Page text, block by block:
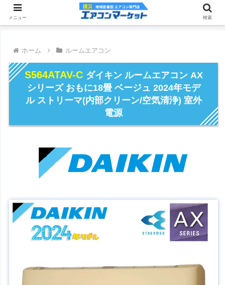
ホーム ルームエアコン
S564ATAV-C ダイキン ルームエアコン AX
シリーズ おもに18畳 ベージュ 2024年モデ
ル ストリーマ(内部クリーン/空気清浄) 室外
電源
メニュー 検索